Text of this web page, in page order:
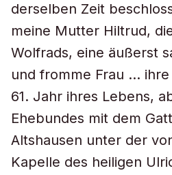
derselben Zeit
meine Mutter Hiltrud,
Wolfrads, eine äußerst
und fromme Frau …
61. Jahr ihres Lebens,
Ehebundes mit dem
Altshausen unter der
Kapelle des heiligen